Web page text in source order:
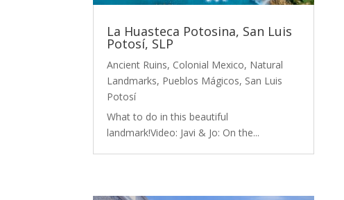
La Huasteca Potosina, San Luis
Potosí, SLP
Ancient Ruins, Colonial Mexico, Natural
Landmarks, Pueblos Mágicos, San Luis
Potosí
What to do in this beautiful
landmark!Video: Javi & Jo: On the...